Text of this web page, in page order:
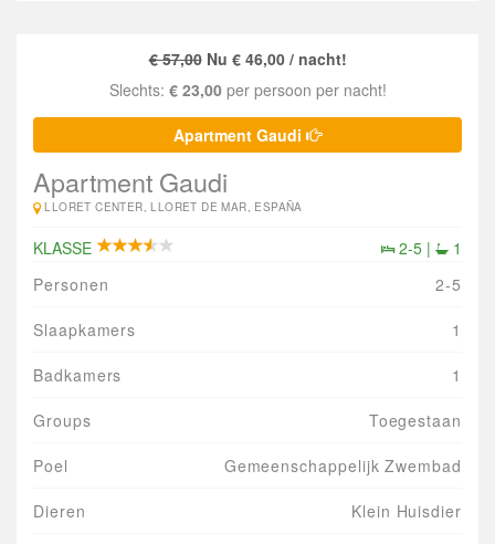
€ 57,00Nu € 46,00 / nacht!
Slechts: € 23,00per persoon per nacht!
Apartment Gaudi
Apartment Gaudi
LLORET CENTER, LLORET DE MAR, ESPAÑA
KLASSE 2-5 |
1
Personen
2-5
Slaapkamers 1
Badkamers 1
Groups Toegestaan
Poel Gemeenschappelijk Zwembad
Dieren Klein Huisdier